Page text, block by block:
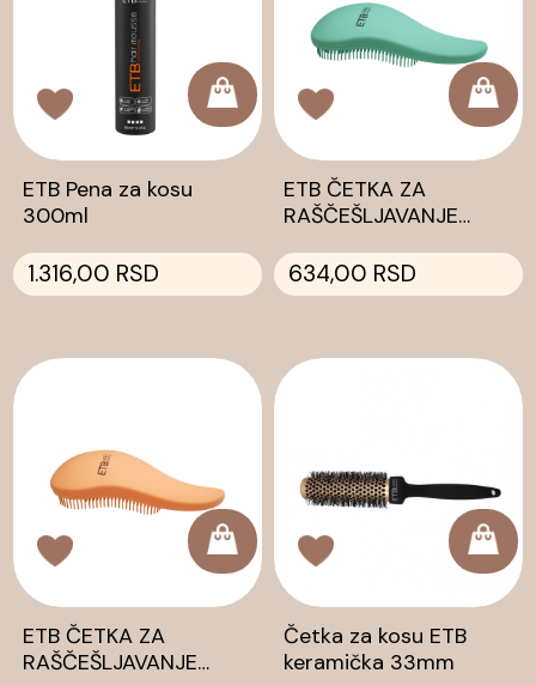
ETB Pena za kosu
300ml
1.316,00 RSD
ETB ČETKA ZA
RAŠČEŠLJAVANJE
634,00 RSD
ETB ČETKA ZA
RAŠČEŠLJAVANJE
Četka za kosu ETB
keramička 33mm